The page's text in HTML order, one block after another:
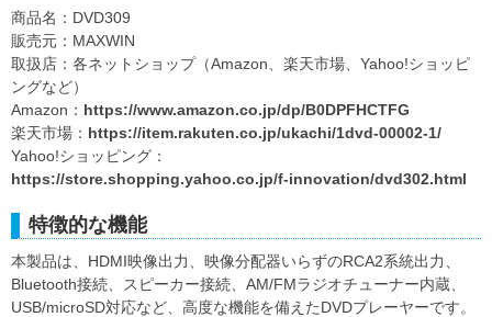
商品名：DVD309
販売元：MAXWIN
取扱店：各ネットショップ（Amazon、楽天市場、Yahoo!ショッピ
ングなど）
Amazon： https://www.amazon.co.jp/dp/B0DPFHCTFG
楽天市場： https://item.rakuten.co.jp/ukachi/1dvd-00002-1/
Yahoo!ショッピング：
https://store.shopping.yahoo.co.jp/f-innovation/dvd302.html
特徴的な機能
本製品は、HDMI映像出力、映像分配器いらずのRCA2系統出力、
Bluetooth接続、スピーカー接続、AM/FMラジオチューナー内蔵、
USB/microSD対応など、高度な機能を備えたDVDプレーヤーです。